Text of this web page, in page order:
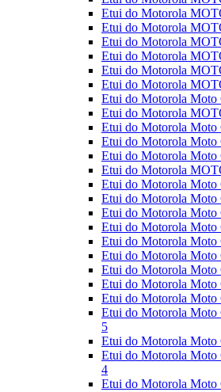
Etui do Motorola
Etui do Motorola
Etui do Motorola
Etui do Motorola
Etui do Motorola
Etui do Motorola
Etui do Motorola Moto
Etui do Motorola
Etui do Motorola Moto
Etui do Motorola Moto
Etui do Motorola
Etui do Motorola
Etui do Motorola Moto
Etui do Motorola Moto
Etui do Motorola Moto
Etui do Motorola Moto
Etui do Motorola
Etui do Motorola Moto
Etui do Motorola Moto
Etui do Motorola Moto
Etui do Motorola
Etui do Motorola
5
Etui do Motorola
Etui do Motorola
4
Etui do Motorola Moto